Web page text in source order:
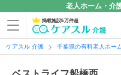
老人ホーム・介
掲載施設5万件超
ケアスル 介護 千葉県の有料老人ホー